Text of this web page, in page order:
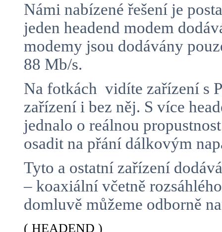
Námi nabízené řešení je
jeden headend modem
modemy jsou dodávány
88 Mb/s.
Na fotkách vidíte zařízení s
zařízení i bez něj. S více
jednalo o reálnou
osadit na přání dálkovým
Tyto a ostatní zařízení
– koaxiální včetně
domluvě můžeme odborně
( HEADEND )